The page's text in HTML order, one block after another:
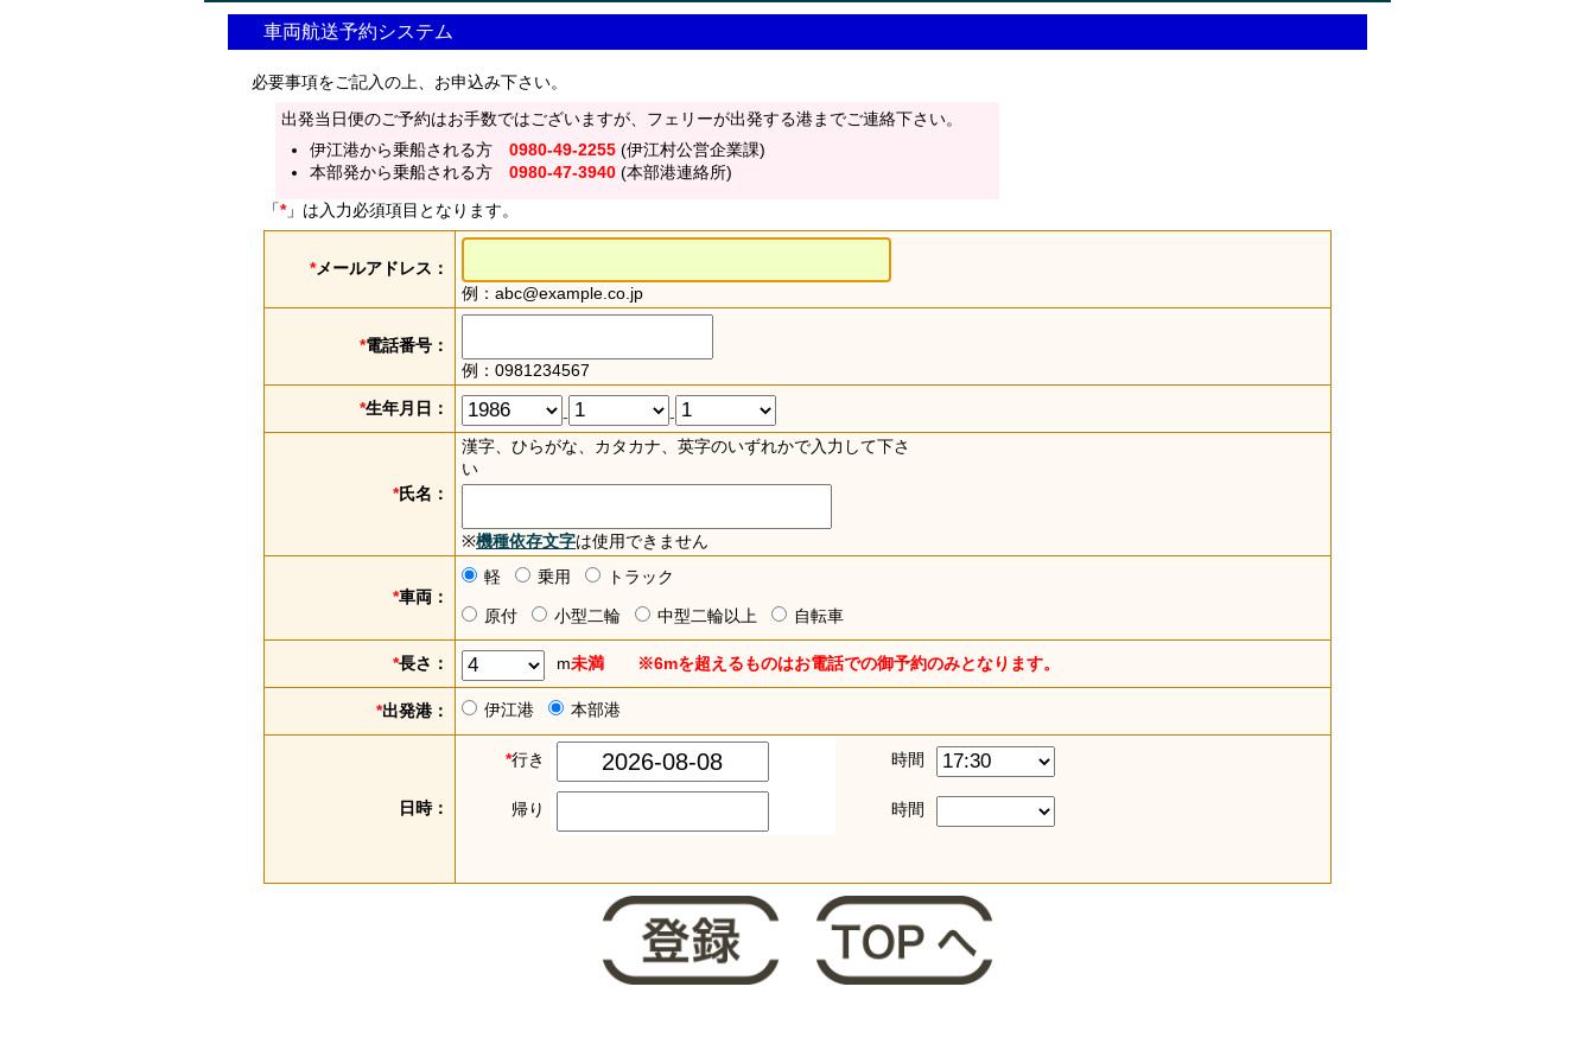
車両航送予約システム
必要事項をご記入の上、お申込み下さい。
出発当日便のご予約はお手数ではございますが、フェリーが出発する港までご連絡下さい。
伊江港から乗船される方 0980-49-2255 (伊江村公営企業課)
本部発から乗船される方 0980-47-3940 (本部港連絡所)
「*」は入力必須項目となります。
*メールアドレス：
例：abc@example.co.jp
*電話番号：
例：0981234567
*生年月日： - -
*氏名：
漢字、ひらがな、カタカナ、英字のいずれかで入力して下さ
い
※機種依存文字は使用できません
*車両：
軽 乗用 トラック
原付 小型二輪 中型二輪以上 自転車
*長さ： m未満 ※6mを超えるものはお電話での御予約のみとなります。
*出発港： 伊江港 本部港
日時：
*行き 時間
帰り 時間